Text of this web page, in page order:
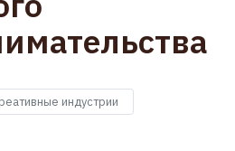
индустрии